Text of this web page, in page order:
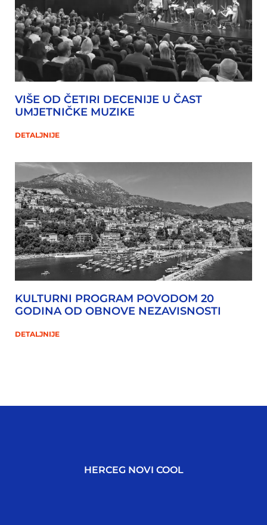
VIŠE OD ČETIRI DECENIJE U ČAST
UMJETNIČKE MUZIKE
DETALJNIJE
KULTURNI PROGRAM POVODOM 20
GODINA OD OBNOVE NEZAVISNOSTI
DETALJNIJE
HERCEG NOVI COOL